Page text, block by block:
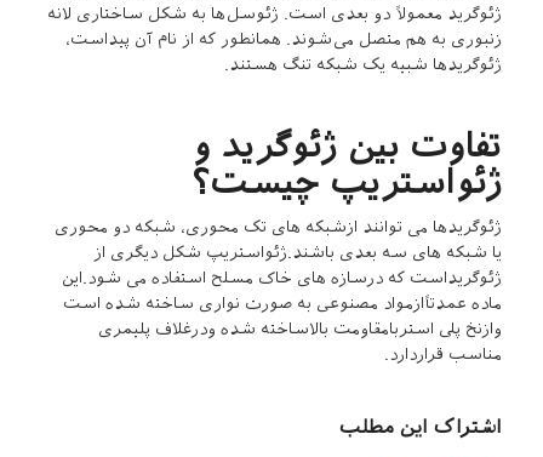
ژئوگرید معمولاً دو بعدی است. ژئوسل‌ها به شکل ساختاری لانه
زنبوری به هم متصل می‌شوند. همانطور که از نام آن پیداست،
ژئوگریدها شبیه یک شبکه تنگ هستند.
تفاوت بین ژئوگرید و
ژئواستریپ چیست؟
ژئوگریدها می توانند ازشبکه های تک محوری، شبکه دو محوری
یا شبکه های سه بعدی باشند.ژئواستریپ شکل دیگری از
ژئوگریداست که درسازه های خاک مسلح استفاده می شود.این
ماده عمدتاًازمواد مصنوعی به صورت نواری ساخته شده است
وازنخ پلی استربامقاومت بالاساخته شده ودرغلاف پلیمری
مناسب قراردارد.
اشتراک این مطلب